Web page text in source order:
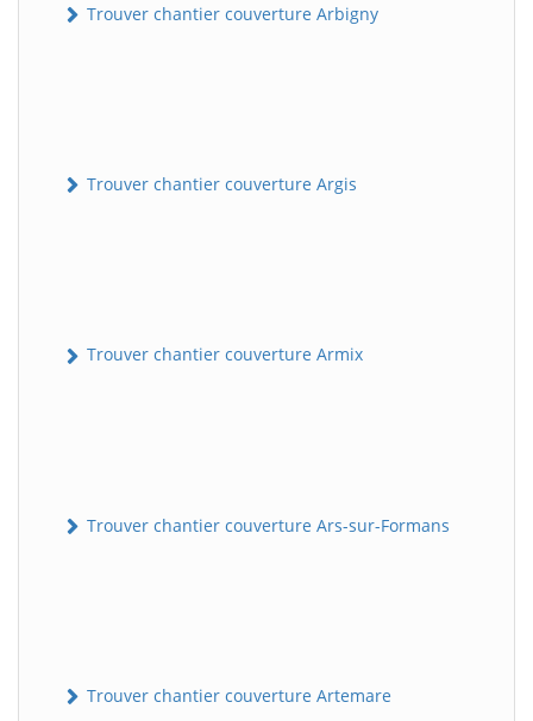
Trouver chantier couverture Arbigny
Trouver chantier couverture Argis
Trouver chantier couverture Armix
Trouver chantier couverture Ars-sur-Formans
Trouver chantier couverture Artemare